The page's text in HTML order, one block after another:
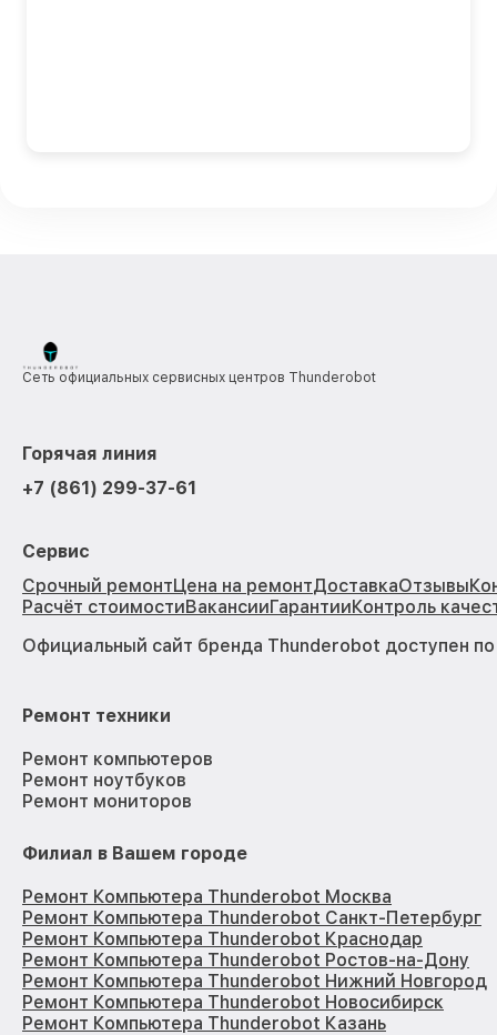
Сеть официальных сервисных центров Thunderobot
Горячая линия
+7 (861) 299-37-61
Сервис
Срочный ремонтЦена на ремонтДоставкаОтзывы
Расчёт стоимостиВакансииГарантииКонтроль
Официальный сайт бренда Thunderobot доступен
Ремонт техники
Ремонт компьютеров
Ремонт ноутбуков
Ремонт мониторов
Филиал в Вашем городе
Ремонт Компьютера Thunderobot Москва
Ремонт Компьютера Thunderobot Санкт-Петербург
Ремонт Компьютера Thunderobot Краснодар
Ремонт Компьютера Thunderobot Ростов-на-Дону
Ремонт Компьютера Thunderobot Нижний Новгород
Ремонт Компьютера Thunderobot Новосибирск
Ремонт Компьютера Thunderobot Казань